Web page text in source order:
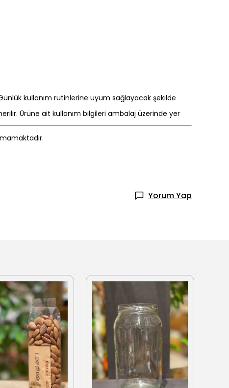
kullanım rutinlerine uyum sağlayacak şekilde
Ürüne ait kullanım bilgileri ambalaj üzerinde yer
Yorum Yap